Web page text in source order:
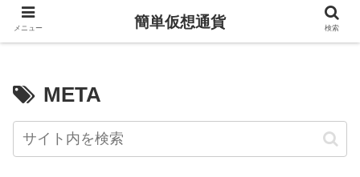
META
メニュー 簡単仮想通貨 検索